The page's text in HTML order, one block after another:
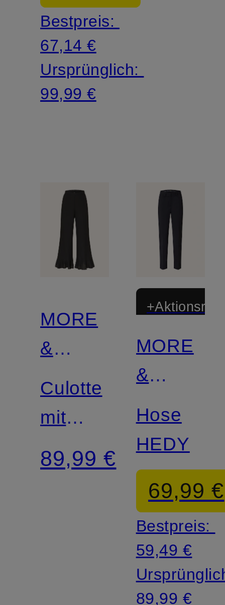
Bestpreis:
67,14 €
Ursprünglich:
99,99 €
MORE
&
MORE
Culotte
mit
Volants
89,99 €
MORE
&
MORE
Hose
HEDY
69,99 €
Bestpreis:
59,49 €
89,99 €